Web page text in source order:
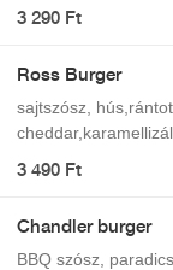
3 290 Ft
Ross Burger
sajtszósz,
3 490 Ft
Chandler burger
BBQ szósz,